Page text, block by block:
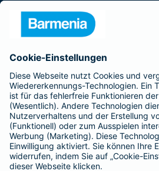
Presse
Barmenia ist Teil der
BELIEBTE
Kranken-